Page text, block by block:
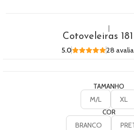
Cotoveleiras
5.0 28
TAMANHO
M/L XL
COR
BRANCO